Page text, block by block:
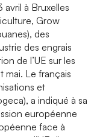
avril à Bruxelles
Grow
des
des engrais
de l’UE sur les
mai. Le français
et
a indiqué à sa
européenne
face à